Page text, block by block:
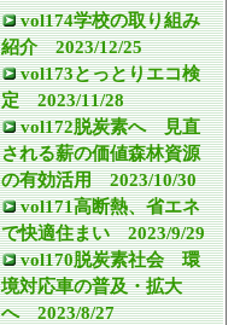
vol174学校の取り組み
紹介 2023/12/25
vol173とっとりエコ検
定 2023/11/28
vol172脱炭素へ 見直
される薪の価値森林資源
の有効活用 2023/10/30
vol171高断熱、省エネ
で快適住まい 2023/9/29
vol170脱炭素社会 環
境対応車の普及・拡大
へ 2023/8/27